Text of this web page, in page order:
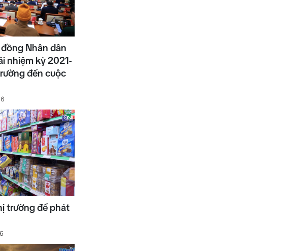
đồng Nhân dân
nhiệm kỳ 2021-
đến cuộc
trường để phát